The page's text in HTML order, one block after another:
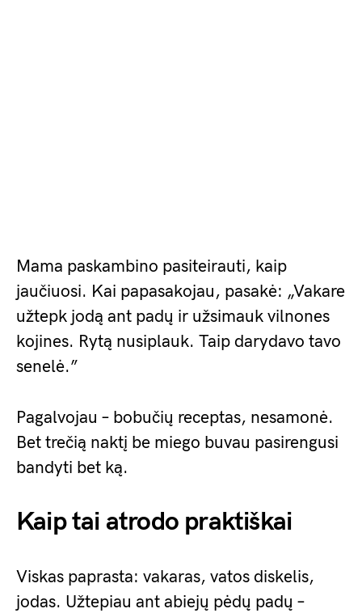
Mama paskambino pasiteirauti, kaip
jaučiuosi. Kai papasakojau, pasakė: „Vakare
užtepk jodą ant padų ir užsimauk vilnones
kojines. Rytą nusiplauk. Taip darydavo tavo
senelė.”
Pagalvojau – bobučių receptas, nesamonė.
Bet trečią naktį be miego buvau pasirengusi
bandyti bet ką.
Kaip tai atrodo praktiškai
Viskas paprasta: vakaras, vatos diskelis,
jodas. Užtepiau ant abiejų pėdų padų –